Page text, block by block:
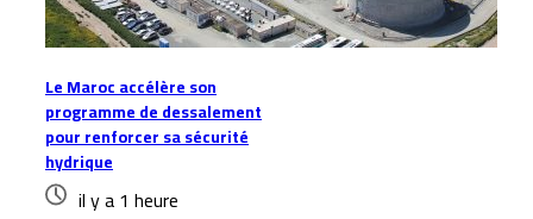
Le Maroc accélère son
programme de dessalement
pour renforcer sa sécurité
hydrique
il y a 1 heure